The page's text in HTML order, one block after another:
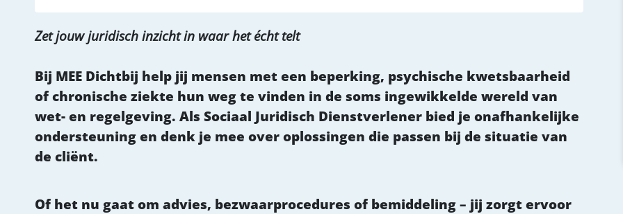
Zet jouw juridisch inzicht in waar het écht telt
Bij MEE Dichtbij help jij mensen met een beperking, psychische kwetsbaarheid
of chronische ziekte hun weg te vinden in de soms ingewikkelde wereld van
wet- en regelgeving. Als Sociaal Juridisch Dienstverlener bied je onafhankelijke
ondersteuning en denk je mee over oplossingen die passen bij de situatie van
de cliënt.
Of het nu gaat om advies, bezwaarprocedures of bemiddeling – jij zorgt ervoor